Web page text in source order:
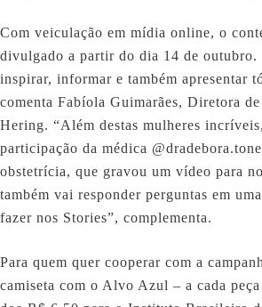
Com veiculação em mídia online, o
divulgado a partir do dia 14 de outubro.
inspirar, informar e também apresentar
comenta Fabíola Guimarães, Diretora
Hering. “Além destas mulheres
participação da médica
obstetrícia, que gravou um vídeo para
também vai responder perguntas em
fazer nos Stories”, complementa.
Para quem quer cooperar com a
camiseta com o Alvo Azul – a cada